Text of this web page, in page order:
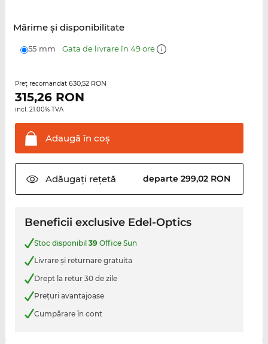
Mărime şi disponibilitate
55 mm Gata de livrare în 49 ore
Preţ recomandat 630,52 RON
315,26RON
incl. 21.00% TVA
Adaugă în coş
Adăugați rețetă departe 299,02 RON
Beneficii exclusive Edel-Optics
Stoc disponibil 39Office Sun
Livrare şi returnare gratuita
Drept la retur 30 de zile
Preţuri avantajoase
Cumpărare în cont